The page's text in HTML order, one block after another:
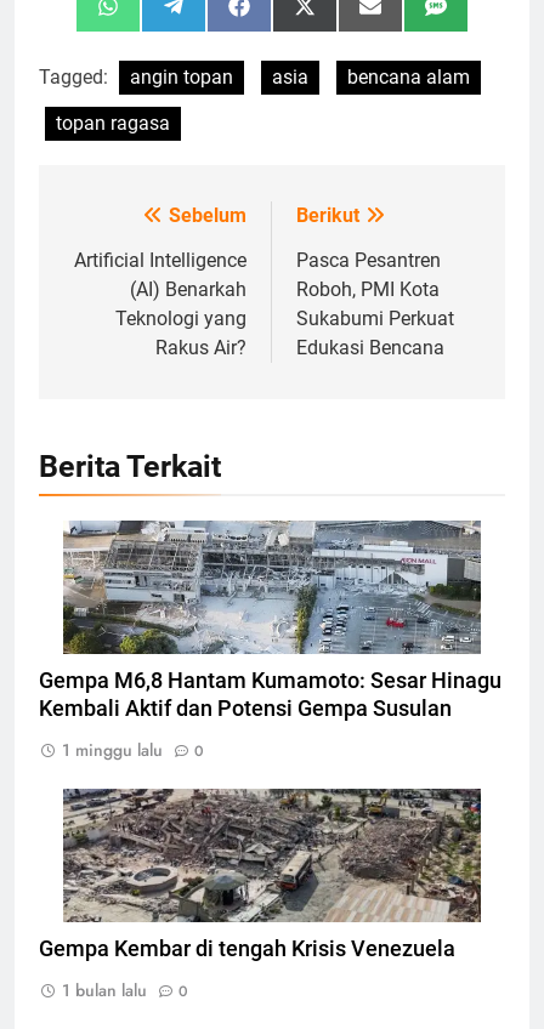
Share
on
WhatsAppShare
on
TelegramShare
on
FacebookShare
on
X
(Twitter)
Share
on
Email Share
on
SMS
Tagged: angin topan asia
bencana alam
topan ragasa
Navigasi
pos
Sebelum
Artificial Intelligence
(AI) Benarkah
Teknologi yang
Rakus Air?
Berikut
Pasca Pesantren
Roboh, PMI Kota
Sukabumi Perkuat
Edukasi Bencana
Berita Terkait
Bangunan Terdampak gempa di Kumamoto,
Jepang, Foto: REUTERS/KYODO
Gempa M6,8 Hantam Kumamoto: Sesar Hinagu
Kembali Aktif dan Potensi Gempa Susulan
1 minggu lalu
0
Bangunan hancur akibat gempabumi di
Venezuela, Foto: AFP/MIGUEL MEDINA
Gempa Kembar di tengah Krisis Venezuela
1 bulan lalu
0